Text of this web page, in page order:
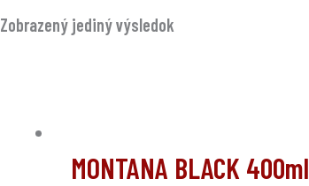
Zobrazený jediný výsledok
MONTANA BLACK 400ml